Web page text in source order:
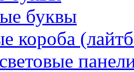
буквы
короба